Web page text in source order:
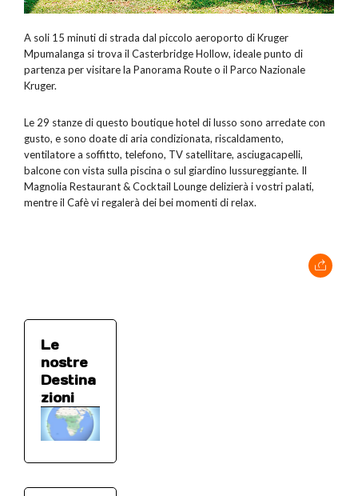
A soli 15 minuti di strada dal piccolo aeroporto di Kruger
Mpumalanga si trova il Casterbridge Hollow, ideale punto di
partenza per visitare la Panorama Route o il Parco Nazionale
Kruger.
Le 29 stanze di questo boutique hotel di lusso sono arredate con
gusto, e sono doate di aria condizionata, riscaldamento,
ventilatore a soffitto, telefono, TV satellitare, asciugacapelli,
balcone con vista sulla piscina o sul giardino lussureggiante. Il
Magnolia Restaurant & Cocktail Lounge delizierà i vostri palati,
mentre il Cafè vi regalerà dei bei momenti di relax.
Le
nostre
Destina
zioni